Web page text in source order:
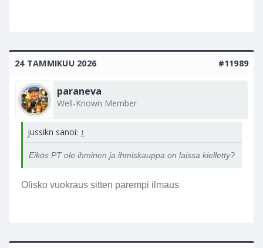
24 TAMMIKUU 2026 #11989
paraneva
Well-Known Member
jussikn sanoi: ↑
Eikös PT ole ihminen ja ihmiskauppa on laissa kielletty?
Olisko vuokraus sitten parempi ilmaus